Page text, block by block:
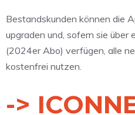
Bestandskunden können die
upgraden und, sofern sie über
(2024er Abo) verfügen, alle
kostenfrei nutzen.
->